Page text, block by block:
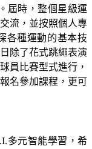
屆時，整個星級運
流，並按照個人專
各種運動的基本技
除了花式跳繩表演
員比賽型式進行，
名參加課程，更可
多元智能學習，希